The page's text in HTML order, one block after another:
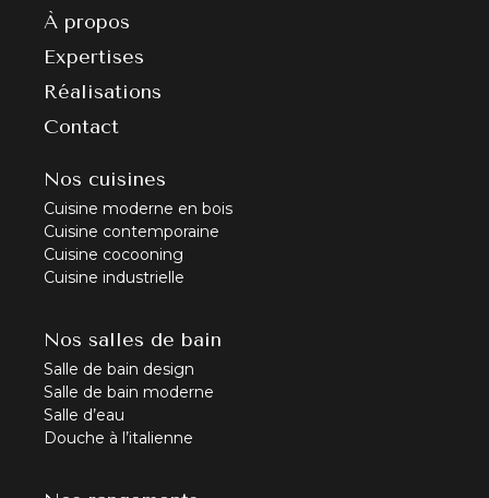
À propos
Expertises
Réalisations
Contact
Nos cuisines
Cuisine moderne en bois
Cuisine contemporaine
Cuisine cocooning
Cuisine industrielle
Nos salles de bain
Salle de bain design
Salle de bain moderne
Salle d’eau
Douche à l’italienne